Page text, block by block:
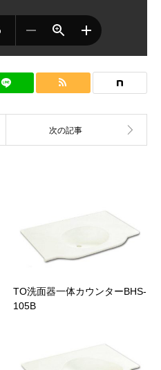
TO洗面器一体カウンターBHS-
105B